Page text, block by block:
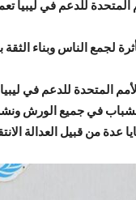
للدعم في ليبيا
الناس وبناء الثقة
المتحدة للدعم في
من قبيل العدالة